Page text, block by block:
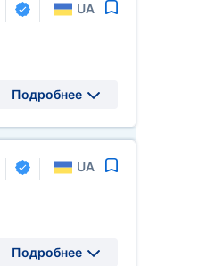
UA
Подробнее
UA
Подробнее